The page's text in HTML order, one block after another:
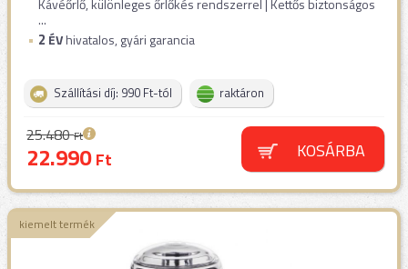
Kávéőrlő, különleges őrlőkés rendszerrel | Kettős biztonságos
...
2 ÉVhivatalos, gyári garancia
Szállítási díj: 990 Ft-tól raktáron
25.480Ft
22.990Ft KOSÁRBA
kiemelt termék